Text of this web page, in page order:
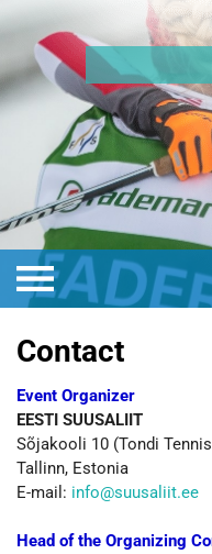
Contact
Event Organizer
EESTI SUUSALIIT
Sõjakooli 10 (Tondi
Tallinn, Estonia
E-mail: info@suusaliit.ee
Head of the Organizing